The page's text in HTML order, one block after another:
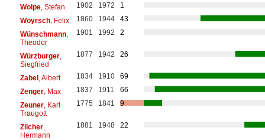
Wolpe, Stefan 1902 1972
1
Woyrsch, Felix 1860 1944
43
Wünschmann,
Theodor
1901 1992 2
Würzburger,
Siegfried
1877 1942 26
Zabel, Albert 1834 1910
69
Zenger, Max 1837 1911
66
Zeuner, Karl
Traugott
1775 1841 9
Zilcher,
Hermann
1881 1948 22